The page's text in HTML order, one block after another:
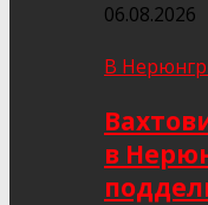
06.08.2026
В
в